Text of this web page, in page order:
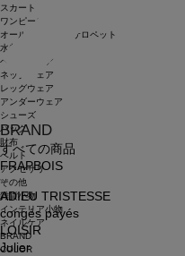
BRAND
すべての商品
FRAPBOIS
ADIEU TRISTESSE
congés payés
LOISIR
Julier
スカート
ワンピース
オールインワン・サロペット
水着
ヘッドウェア
ネックウェア
レッグウェア
アンダーウェア
シューズ
バッグ
財布
ベルト
アクセサリ
その他
雑貨小物
インテリア小物
ネイルケア
BRAND
COLOR